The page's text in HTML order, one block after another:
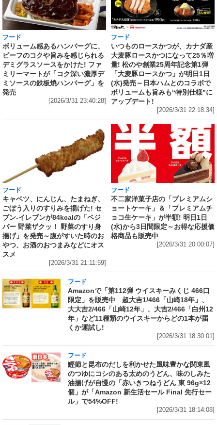
フード
ボリューム感あるハンバーグに、
ビーフのコクや旨みを感じられる
デミグラスソースをかけた! ファ
ミリーマートが「コク深い濃厚デ
ミソースの鉄板焼ハンバーグ」を
発売
[2026/3/31 23:40:28]
フード
いつものロースかつが、カナダ産
大麦豚ロースかつになって25％増
量! 松のや創業25周年記念第1弾
「大麦豚ロースかつ」が明日1日
(水)発売～日本ハムとのコラボで
ボリュームも旨みも“特別仕様”に
アップデート!
[2026/3/31 22:18:34]
フード
キャベツ、にんじん、たまねぎ、
ごぼう入りのすりみを揚げた! セ
ブン‐イレブンが84kcalの「ベジ
バー 野菜ザクッ！ 野菜のすり身
揚げ」を発売～腹がすいた時のお
やつ、お酒のおつまみなどにオス
スメ
[2026/3/31 21:11:59]
フード
不二家洋菓子店の「プレミアムシ
ョートケーキ」＆「プレミアムチ
ョコ生ケーキ」が半額! 明日1日
(水)から3日間限定～お得な応援価
格商品も販売中
[2026/3/31 20:00:07]
フード
Amazonで「第112弾 ウイスキーみくじ 466口
限定」を販売中 超大吉1/466「山崎18年」、
大大吉2/466「山崎12年」、大吉2/466「白州12
年」など11種類のウイスキーからどの1本が届
くか運試し!
[2026/3/31 18:30:01]
フード
鰹節と昆布のだしを利かせた風味豊かな関東風
のつゆにコシのある太めのうどん、味のしみた
油揚げが自慢の「赤いきつねうどん 東 96g×12
個」が「Amazon 新生活セール Final 先行セー
ル」で54%OFF!
[2026/3/31 18:14:08]